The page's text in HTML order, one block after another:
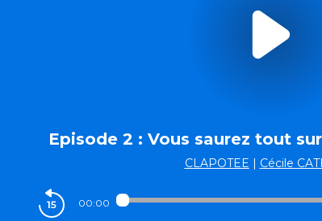
Episode 2 : Vous saurez tout
CLAPOTEE | Cécile
00:00